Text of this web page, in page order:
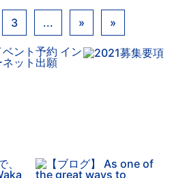
3 ... » »